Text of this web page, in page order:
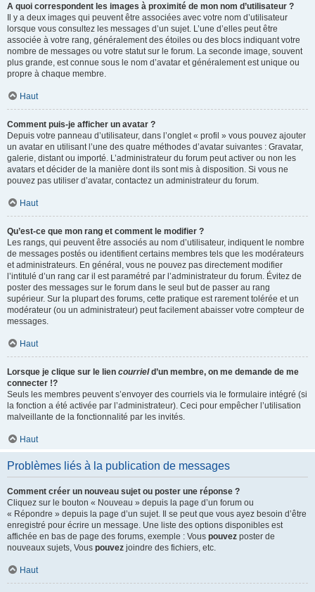
A quoi correspondent les images à proximité de mon nom d’utilisateur ?
Il y a deux images qui peuvent être associées avec votre nom d’utilisateur
lorsque vous consultez les messages d’un sujet. L’une d’elles peut être
associée à votre rang, généralement des étoiles ou des blocs indiquant votre
nombre de messages ou votre statut sur le forum. La seconde image, souvent
plus grande, est connue sous le nom d’avatar et généralement est unique ou
propre à chaque membre.
Haut
Comment puis-je afficher un avatar ?
Depuis votre panneau d’utilisateur, dans l’onglet « profil » vous pouvez ajouter
un avatar en utilisant l’une des quatre méthodes d’avatar suivantes : Gravatar,
galerie, distant ou importé. L’administrateur du forum peut activer ou non les
avatars et décider de la manière dont ils sont mis à disposition. Si vous ne
pouvez pas utiliser d’avatar, contactez un administrateur du forum.
Haut
Qu’est-ce que mon rang et comment le modifier ?
Les rangs, qui peuvent être associés au nom d’utilisateur, indiquent le nombre
de messages postés ou identifient certains membres tels que les modérateurs
et administrateurs. En général, vous ne pouvez pas directement modifier
l’intitulé d’un rang car il est paramétré par l’administrateur du forum. Évitez de
poster des messages sur le forum dans le seul but de passer au rang
supérieur. Sur la plupart des forums, cette pratique est rarement tolérée et un
modérateur (ou un administrateur) peut facilement abaisser votre compteur de
messages.
Haut
Lorsque je clique sur le lien courrield’un membre, on me demande de me
connecter !?
Seuls les membres peuvent s’envoyer des courriels via le formulaire intégré (si
la fonction a été activée par l’administrateur). Ceci pour empêcher l’utilisation
malveillante de la fonctionnalité par les invités.
Haut
Problèmes liés à la publication de messages
Comment créer un nouveau sujet ou poster une réponse ?
Cliquez sur le bouton « Nouveau » depuis la page d’un forum ou
« Répondre » depuis la page d’un sujet. Il se peut que vous ayez besoin d’être
enregistré pour écrire un message. Une liste des options disponibles est
affichée en bas de page des forums, exemple : Vous pouvez poster de
nouveaux sujets, Vous pouvez joindre des fichiers, etc.
Haut